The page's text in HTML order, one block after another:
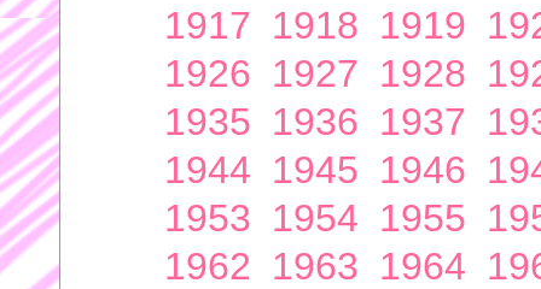
1917 1918 1919
1926 1927 1928
1935 1936 1937
1944 1945 1946
1953 1954 1955
1962 1963 1964